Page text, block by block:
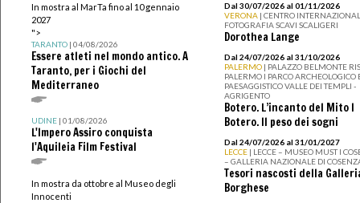
In mostra al MarTa fino al 10 gennaio
2027
">
TARANTO| 04/08/2026
Essere atleti nel mondo antico. A
Taranto, per i Giochi del
Mediterraneo
UDINE| 01/08/2026
L'Impero Assiro conquista
l'Aquileia Film Festival
In mostra da ottobre al Museo degli
Innocenti
Dal 30/07/2026 al 01/11/2026
VERONA | CENTRO
FOTOGRAFIA SCAVI SCALIGERI
Dorothea Lange
Dal 24/07/2026 al 31/10/2026
PALERMO | PALAZZO BELMONTE
PALERMO I PARCO ARCHEOLOGICO
PAESAGGISTICO VALLE DEI TEMPLI -
AGRIGENTO
Botero. L’incanto del Mito I
Botero. Il peso dei sogni
Dal 24/07/2026 al 31/01/2027
LECCE | LECCE – MUSEO MUST I
– GALLERIA NAZIONALE DI
Tesori nascosti della
Borghese